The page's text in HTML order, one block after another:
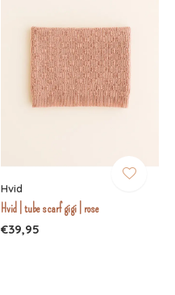
Hvid
Hvid | tube scarf gigi | rose
€39,95